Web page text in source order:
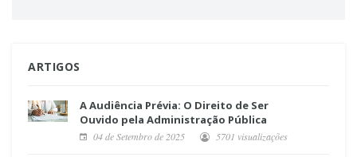
ARTIGOS
A Audiência Prévia: O Direito de Ser
Ouvido pela Administração Pública
04 de Setembro de 2025 5701 visualizações